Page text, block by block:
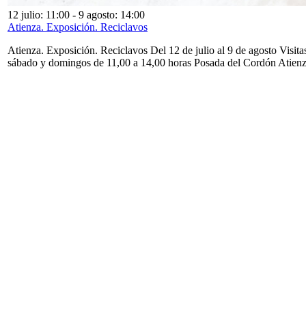
12 julio: 11:00 - 9 agosto: 14:00
Atienza. Exposición. Reciclavos
Atienza. Exposición. Reciclavos Del 12 de julio al 9 de agosto
sábado y domingos de 11,00 a 14,00 horas Posada del Cordón